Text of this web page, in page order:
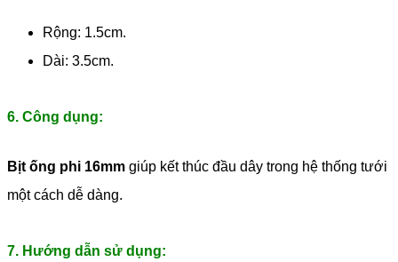
Rộng: 1.5cm.
Dài: 3.5cm.
6. Công dụng:
Bịt ống phi 16mm giúp kết thúc đầu dây trong hệ thống tưới
một cách dễ dàng.
7. Hướng dẫn sử dụng: